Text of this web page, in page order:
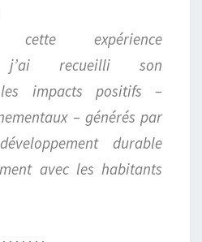
expérience
j’ai recueilli son
impacts positifs –
– générés par
durable
avec les habitants